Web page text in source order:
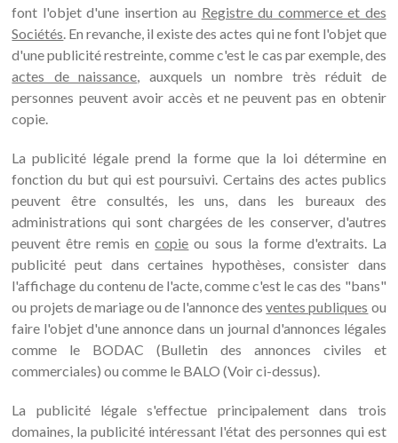
font l'objet d'une insertion au Registre du commerce et des
Sociétés. En revanche, il existe des actes qui ne font l'objet que
d'une publicité restreinte, comme c'est le cas par exemple, des
actes de naissance, auxquels un nombre très réduit de
personnes peuvent avoir accès et ne peuvent pas en obtenir
copie.
La publicité légale prend la forme que la loi détermine en
fonction du but qui est poursuivi. Certains des actes publics
peuvent être consultés, les uns, dans les bureaux des
administrations qui sont chargées de les conserver, d'autres
peuvent être remis encopie ou sous la forme d'extraits. La
publicité peut dans certaines hypothèses, consister dans
l'affichage du contenu de l'acte, comme c'est le cas des "bans"
ou projets de mariage ou de l'annonce desventes publiques ou
faire l'objet d'une annonce dans un journal d'annonces légales
comme le BODAC (Bulletin des annonces civiles et
commerciales) ou comme le BALO (Voir ci-dessus).
La publicité légale s'effectue principalement dans trois
domaines, la publicité intéressant l'état des personnes qui est